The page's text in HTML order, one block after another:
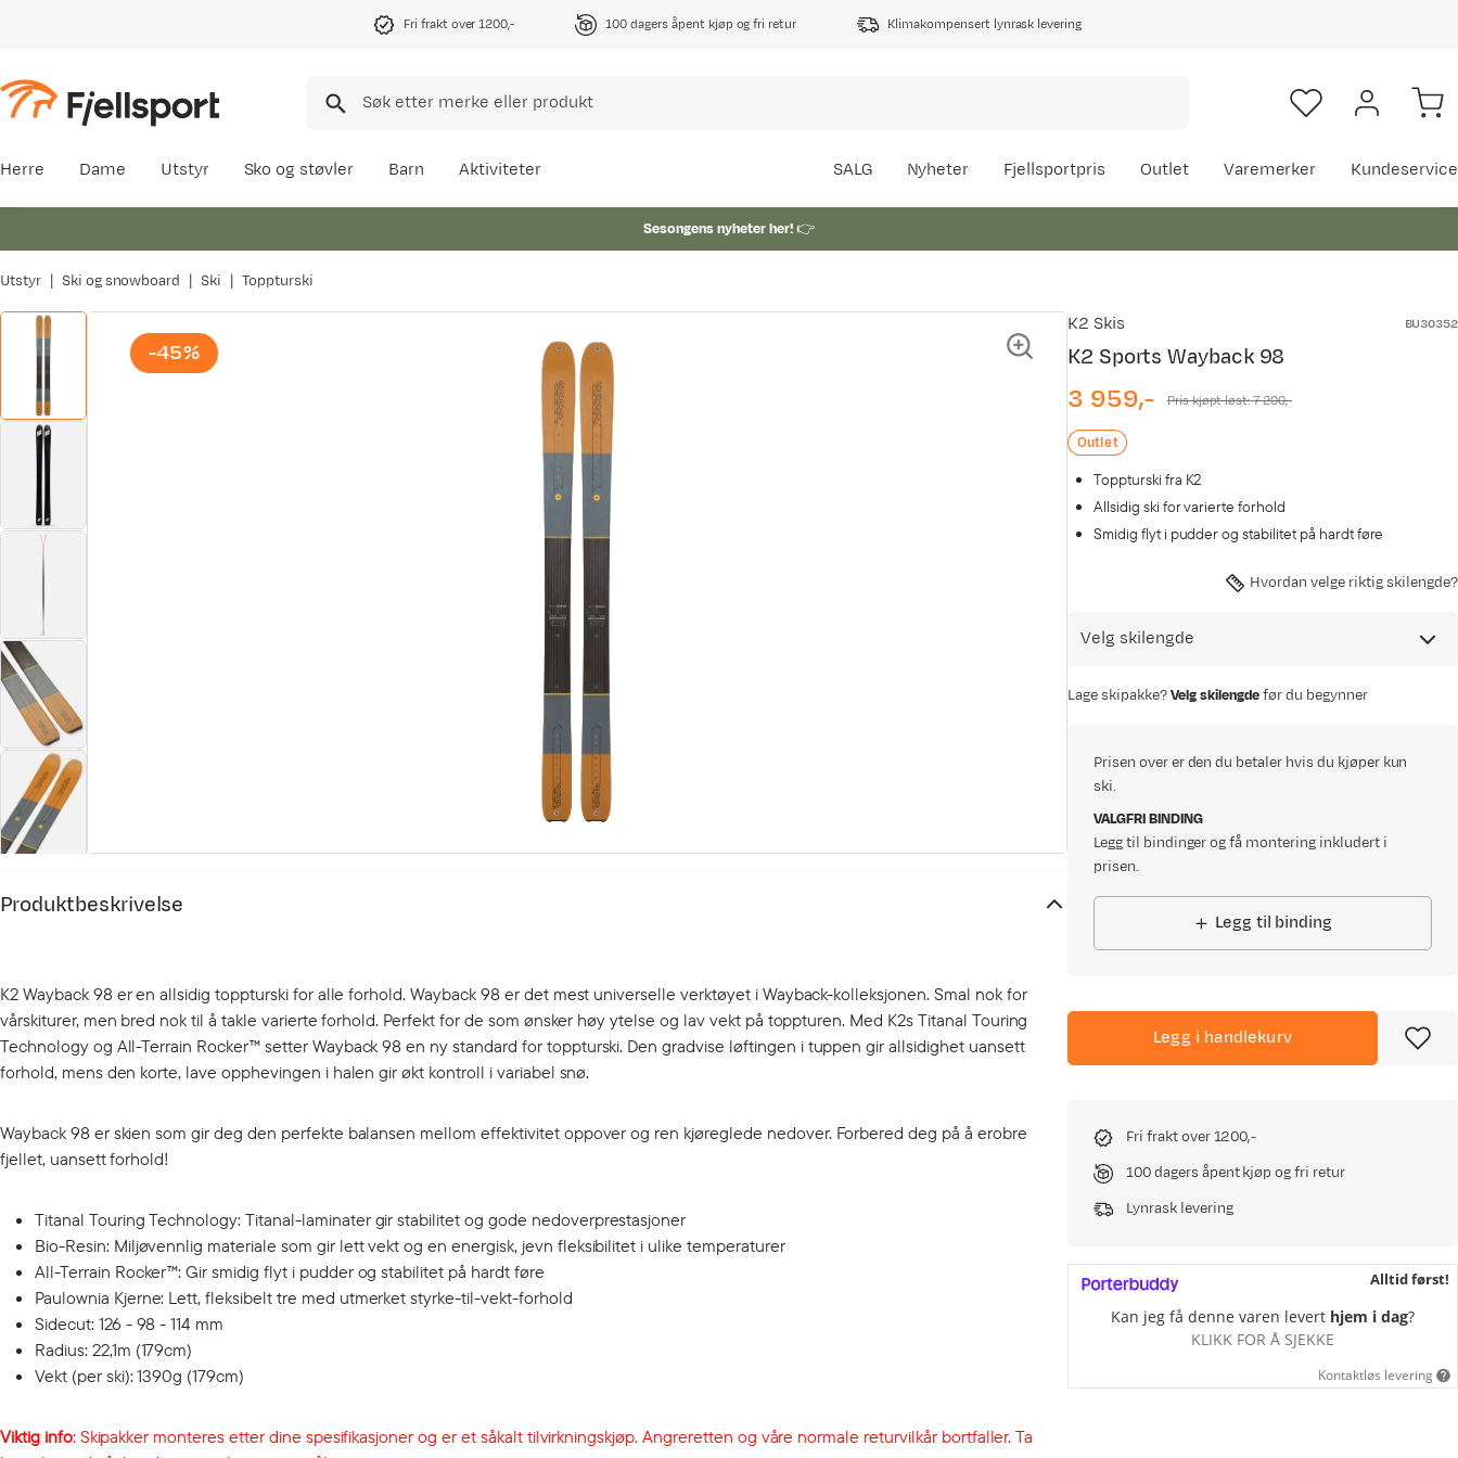
Fri frakt over 1200,- 100 dagers åpent kjøp og fri retur Klimakompensert lynrask levering
Herre Dame Utstyr Sko og støvler Barn Aktiviteter SALG Nyheter Fjellsportpris Outlet Varemerker Kundeservice
Sesongens nyheter her!👉
Utstyr Ski og snowboard Ski Toppturski
-45%
Produktbeskrivelse
K2 Wayback 98 er en allsidig toppturski for alle forhold. Wayback 98 er det mest universelle verktøyet i Wayback-kolleksjonen. Smal nok for
vårskiturer, men bred nok til å takle varierte forhold. Perfekt for de som ønsker høy ytelse og lav vekt på toppturen. Med K2s Titanal Touring
Technology og All-Terrain Rocker™ setter Wayback 98 en ny standard for toppturski. Den gradvise løftingen i tuppen gir allsidighet uansett
forhold, mens den korte, lave opphevingen i halen gir økt kontroll i variabel snø.
Wayback 98 er skien som gir deg den perfekte balansen mellom effektivitet oppover og ren kjøreglede nedover. Forbered deg på å erobre
fjellet, uansett forhold!
Titanal Touring Technology: Titanal-laminater gir stabilitet og gode nedoverprestasjoner
Bio-Resin: Miljøvennlig materiale som gir lett vekt og en energisk, jevn fleksibilitet i ulike temperaturer
All-Terrain Rocker™: Gir smidig flyt i pudder og stabilitet på hardt føre
Paulownia Kjerne: Lett, fleksibelt tre med utmerket styrke-til-vekt-forhold
Sidecut: 126 - 98 - 114 mm
Radius: 22,1m (179cm)
Vekt (per ski): 1390g (179cm)
Viktig info: Skipakker monteres etter dine spesifikasjoner og er et såkalt tilvirkningskjøp. Angreretten og våre normale returvilkår bortfaller. Ta
K2 Skis BU30352
K2 Sports Wayback 98
3 959,- Pris kjøpt løst:7 200,-
Outlet
Toppturski fra K2
Allsidig ski for varierte forhold
Smidig flyt i pudder og stabilitet på hardt føre
Hvordan velge riktig skilengde?
Velg skilengde
Lage skipakke?Velg skilengdefør du begynner
Prisen over er den du betaler hvis du kjøper kun
ski.
VALGFRI BINDING
Legg til bindinger og få montering inkludert i
prisen.
Legg til binding
Legg i handlekurv
Fri frakt over 1200,-
100 dagers åpent kjøp og fri retur
Lynrask levering
Alltid først!
Kan jeg få denne varen levert hjem i dag?
KLIKK FOR Å SJEKKE
Kontaktløs levering